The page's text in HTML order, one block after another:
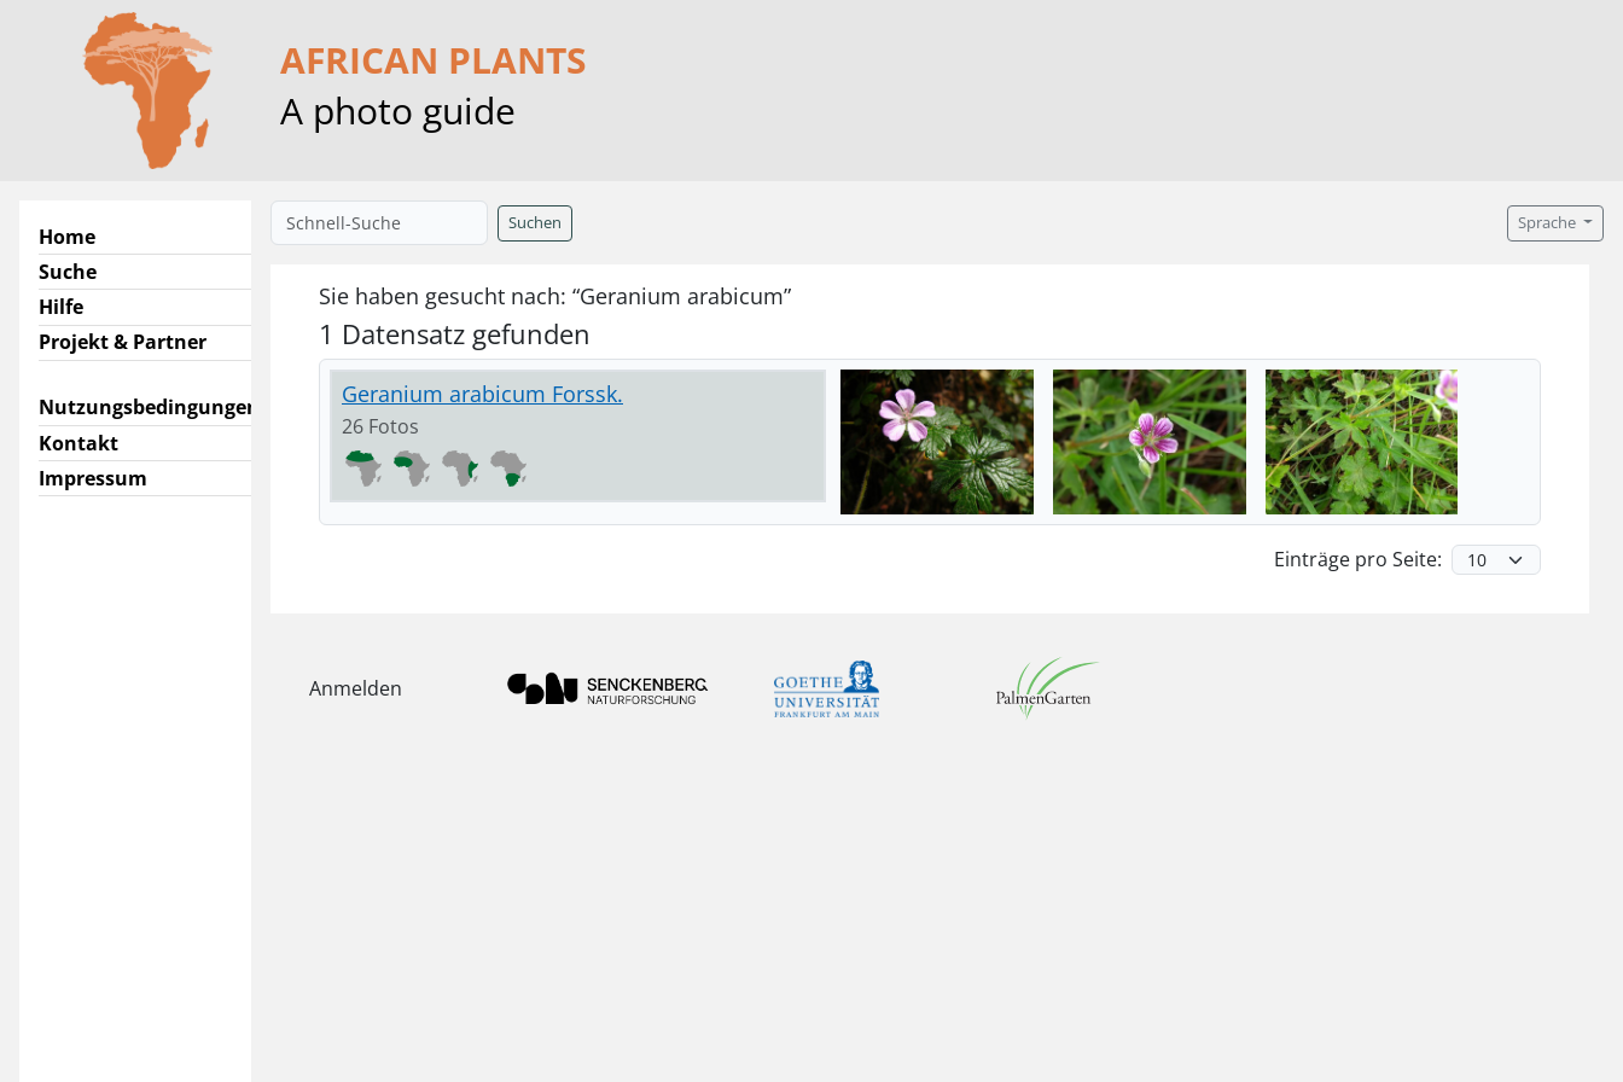
AFRICAN PLANTS
A photo guide
Home
Suche
Hilfe
Projekt & Partner
Nutzungsbedingungen
Kontakt
Impressum
Suchen Sprache
Sie haben gesucht nach: “Geranium arabicum”
1 Datensatz gefunden
Geranium arabicum Forssk.
26 Fotos
Einträge pro Seite:
Anmelden